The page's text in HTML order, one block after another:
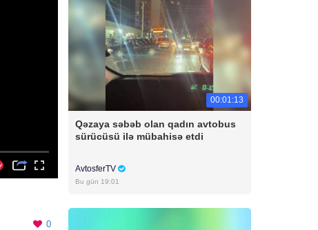
0
00:01:13
Qəzaya səbəb olan qadın avtobus
sürücüsü ilə mübahisə etdi
AvtosferTV
Bu gün 19:01